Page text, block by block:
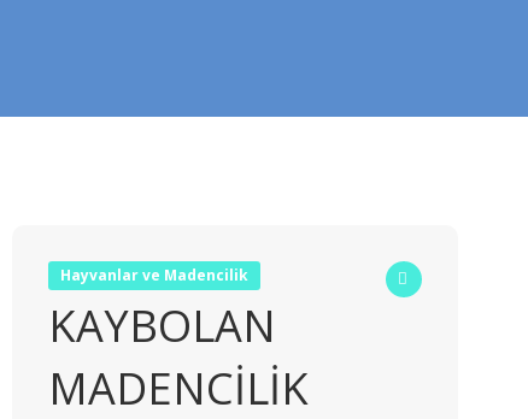
Hayvanlar ve Madencilik
KAYBOLAN
MADENCİLİK